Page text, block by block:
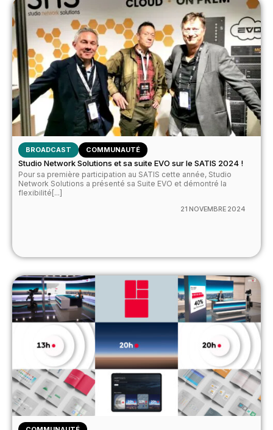
BROADCAST COMMUNAUTÉ
Studio Network Solutions et sa suite EVO sur le SATIS 2024 !
Pour sa première participation au SATIS cette année, Studio
Network Solutions a présenté sa Suite EVO et démontré la
flexibilité[...]
21 NOVEMBRE 2024